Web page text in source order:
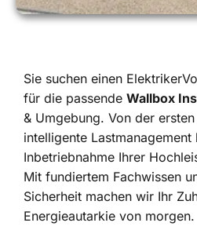
Sie suchen einen
für die passende Wallbox
& Umgebung. Von der
intelligente Lastmanagement
Inbetriebnahme Ihrer
Mit fundiertem Fachwissen
Sicherheit machen wir Ihr
Energieautarkie von morgen.